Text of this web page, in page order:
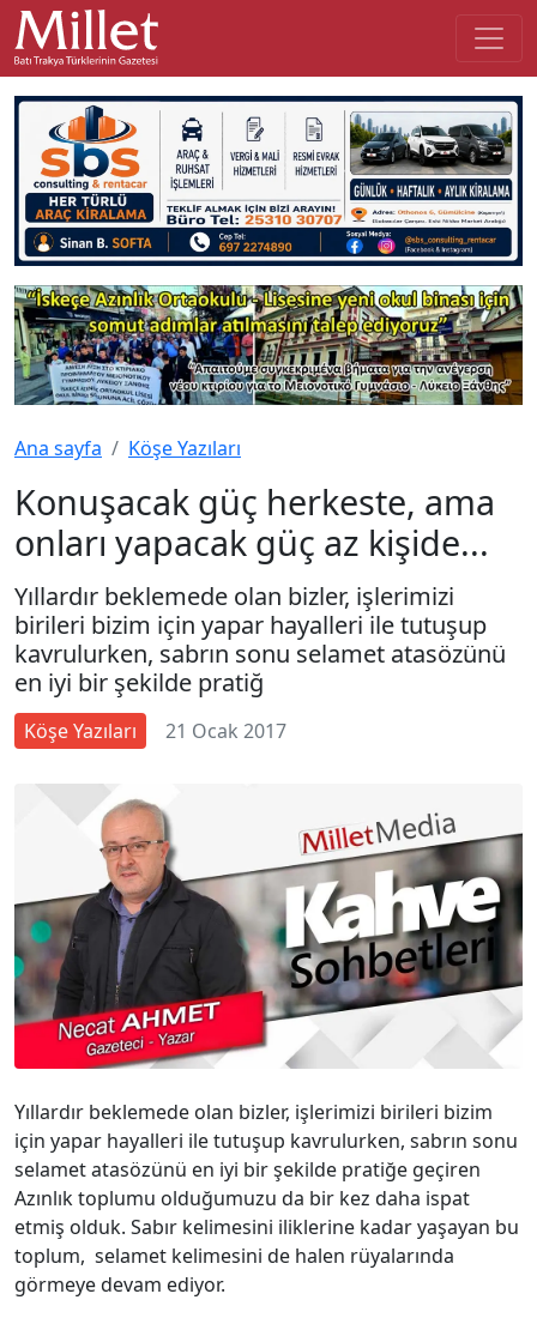
Ana sayfa Köşe Yazıları
Konuşacak güç herkeste, ama
onları yapacak güç az kişide...
Yıllardır beklemede olan bizler, işlerimizi
birileri bizim için yapar hayalleri ile tutuşup
kavrulurken, sabrın sonu selamet atasözünü
en iyi bir şekilde pratiğ
Köşe Yazıları 21 Ocak 2017
Yıllardır beklemede olan bizler, işlerimizi birileri bizim
için yapar hayalleri ile tutuşup kavrulurken, sabrın sonu
selamet atasözünü en iyi bir şekilde pratiğe geçiren
Azınlık toplumu olduğumuzu da bir kez daha ispat
etmiş olduk. Sabır kelimesini iliklerine kadar yaşayan bu
toplum, selamet kelimesini de halen rüyalarında
görmeye devam ediyor.